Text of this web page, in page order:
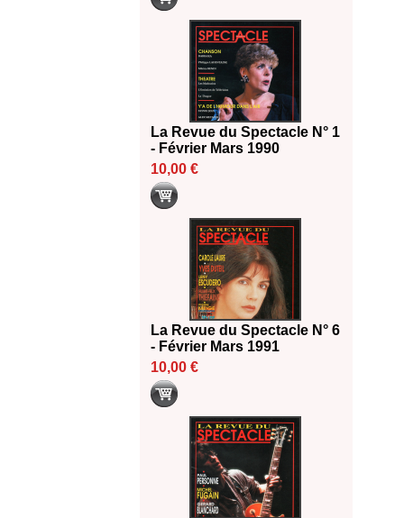
La Revue du Spectacle N° 1
- Février Mars 1990
10,00 €
La Revue du Spectacle N° 6
- Février Mars 1991
10,00 €